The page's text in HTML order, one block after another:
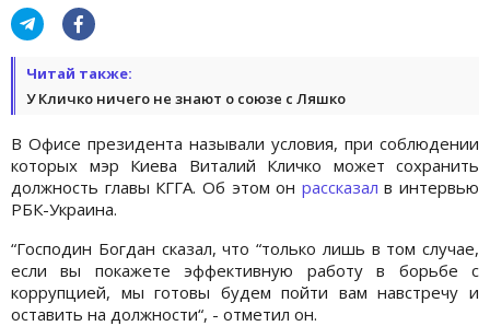
Читай также:
У Кличко ничего не знают о союзе с Ляшко
В Офисе президента называли условия, при соблюдении
которых мэр Киева Виталий Кличко может сохранить
должность главы КГГА. Об этом он рассказал в интервью
РБК-Украина.
“Господин Богдан сказал, что “только лишь в том случае,
если вы покажете эффективную работу в борьбе с
коррупцией, мы готовы будем пойти вам навстречу и
оставить на должности“, - отметил он.